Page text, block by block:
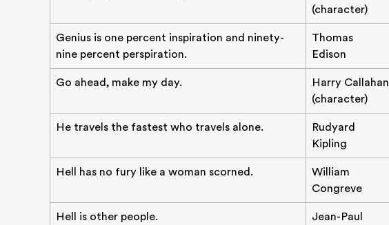
(character)
Genius is one percent inspiration and ninety-
nine percent perspiration.
Thomas
Edison
Go ahead, make my day.
Harry Callahan
(character)
He travels the fastest who travels alone.
Rudyard
Kipling
Hell has no fury like a woman scorned.
William
Congreve
Hell is other people.
Jean-Paul